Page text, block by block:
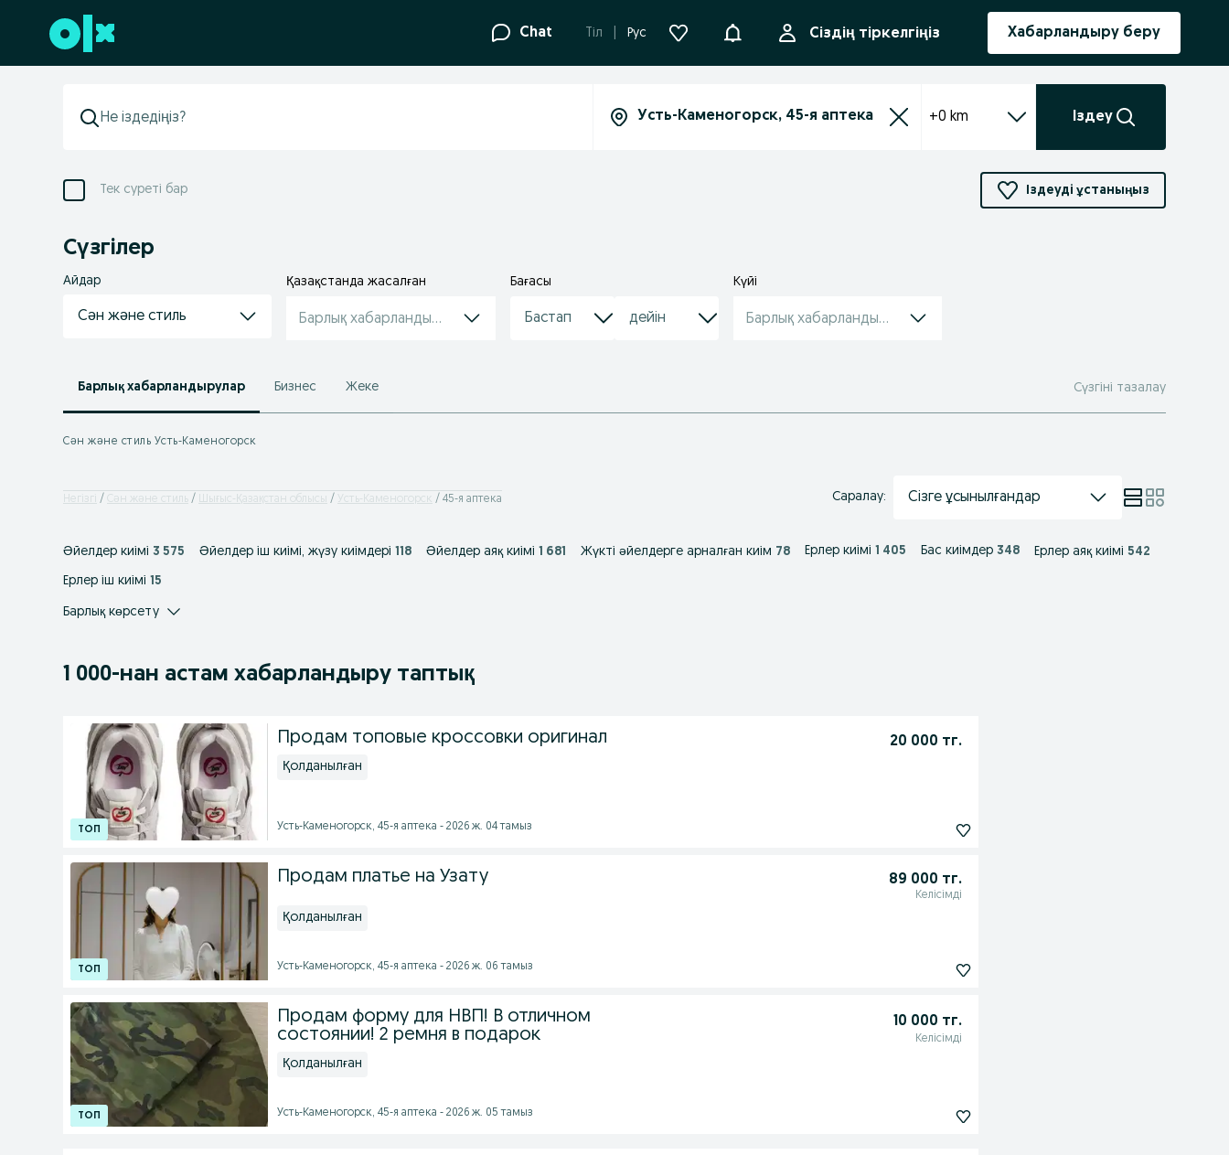
Төменгі деректемеге өту Chat Tіл Рус АқпараттандыруСіздің тіркелгіңіз Хабарландыру беру
+0 km Іздеу
Тек суреті бар Іздеуді ұстаныңыз
Сүзгілер
Айдар
Сән және стиль
Қазақстанда жасалған
Барлық хабарландырулар
Бағасы Күйі
Барлық хабарландырулар
Барлық хабарландырулар Бизнес Жеке Сүзгіні тазалау
Сән және стиль Усть-Каменогорск
Негізгі Сән және стиль Шығыс-Қазақстан облысы Усть-Каменогорск 45-я аптека Саралау: Сізге ұсынылғандар
Әйелдер киімі 3 575 Әйелдер іш киімі, жүзу киімдері 118 Әйелдер аяқ киімі 1 681 Жүкті әйелдерге арналған киім 78 Ерлер киімі 1 405 Бас киімдер 348 Ерлер аяқ киімі 542
Ерлер іш киімі 15
Барлық көрсету
1 000-нан астам хабарландыру таптық
Продам топовые кроссовки оригинал 20 000 тг.
Қолданылған
Усть-Каменогорск, 45-я аптека - 2026 ж. 04 тамыз
Продам платье на Узату 89 000 тг.
Келісімді
Қолданылған
Усть-Каменогорск, 45-я аптека - 2026 ж. 06 тамыз
Продам форму для НВП! В отличном
состоянии! 2 ремня в подарок
10 000 тг.
Келісімді
Қолданылған
Усть-Каменогорск, 45-я аптека - 2026 ж. 05 тамыз